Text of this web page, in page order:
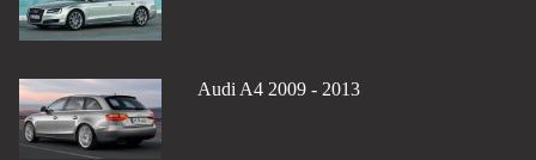
Audi A4 2009 - 2013